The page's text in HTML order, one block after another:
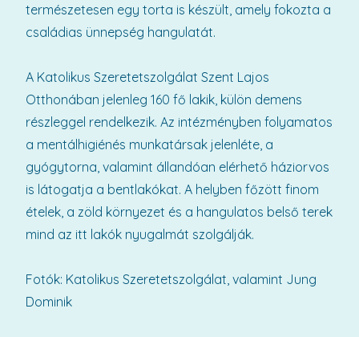
természetesen egy torta is készült, amely fokozta a
családias ünnepség hangulatát.
A Katolikus Szeretetszolgálat Szent Lajos
Otthonában jelenleg 160 fő lakik, külön demens
részleggel rendelkezik. Az intézményben folyamatos
a mentálhigiénés munkatársak jelenléte, a
gyógytorna, valamint állandóan elérhető háziorvos
is látogatja a bentlakókat. A helyben főzött finom
ételek, a zöld környezet és a hangulatos belső terek
mind az itt lakók nyugalmát szolgálják.
Fotók: Katolikus Szeretetszolgálat, valamint Jung
Dominik